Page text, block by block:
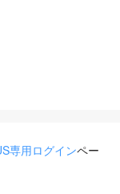
専用ログインペー